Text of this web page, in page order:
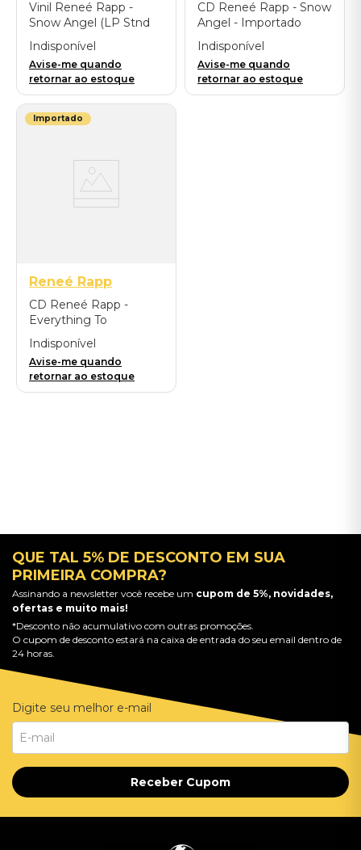
Vinil Reneé Rapp -
Snow Angel (LP Stnd
Black Ice Vinyl) -
Importado
Indisponível
Avise-me quando
retornar ao estoque
CD Reneé Rapp - Snow
Angel - Importado
Indisponível
Avise-me quando
retornar ao estoque
Importado
Reneé Rapp
CD Reneé Rapp -
Everything To
Everyone - Importado
Indisponível
Avise-me quando
retornar ao estoque
QUE TAL 5% DE DESCONTO EM SUA
PRIMEIRA COMPRA?
Assinando a newsletter você recebe um cupom de 5%, novidades,
ofertas e muito mais!
*Desconto não acumulativo com outras promoções.
O cupom de desconto estará na caixa de entrada do seu email dentro de
24 horas.
Digite seu melhor e-mail
Receber Cupom